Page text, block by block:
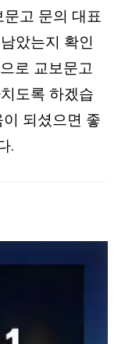
고 문의 대표
았는지 확인
로 교보문고
도록 하겠습
되셨으면 좋
.